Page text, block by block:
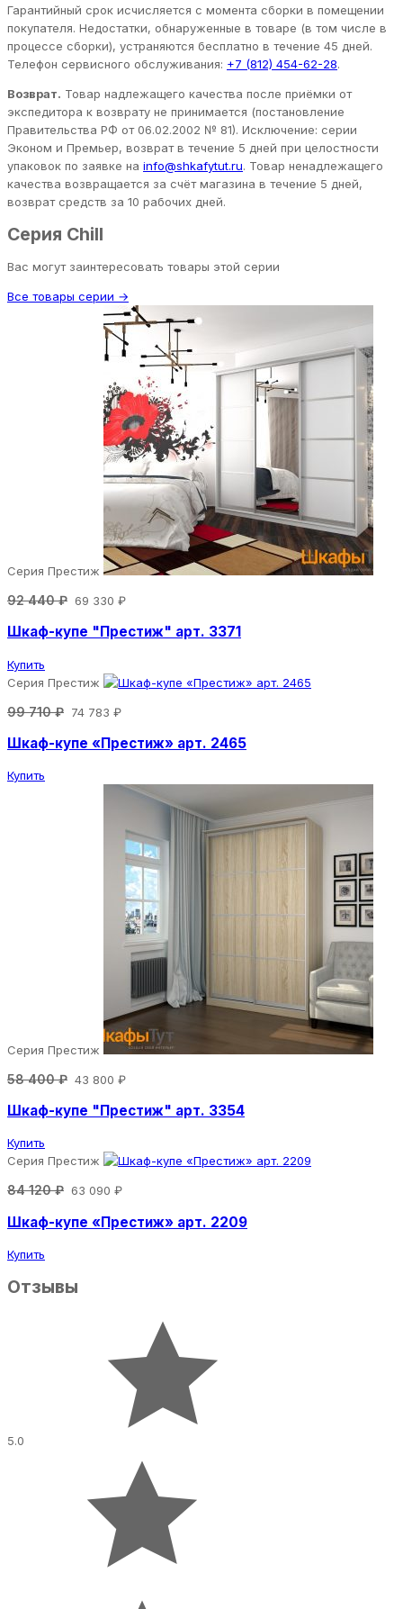
Гарантийный срок исчисляется с момента сборки в помещении
покупателя. Недостатки, обнаруженные в товаре (в том числе в
процессе сборки), устраняются бесплатно в течение 45 дней.
Телефон сервисного обслуживания: +7 (812) 454-62-28.
Возврат. Товар надлежащего качества после приёмки от
экспедитора к возврату не принимается (постановление
Правительства РФ от 06.02.2002 № 81). Исключение: серии
Эконом и Премьер, возврат в течение 5 дней при целостности
упаковок по заявке на info@shkafytut.ru. Товар ненадлежащего
качества возвращается за счёт магазина в течение 5 дней,
возврат средств за 10 рабочих дней.
Серия Chill
Вас могут заинтересовать товары этой серии
Все товары серии →
Серия Престиж
92 440 ₽ 69 330 ₽
Шкаф-купе "Престиж" арт. 3371
Купить
Серия Престиж
99 710 ₽ 74 783 ₽
Шкаф-купе «Престиж» арт. 2465
Купить
Серия Престиж
58 400 ₽ 43 800 ₽
Шкаф-купе "Престиж" арт. 3354
Купить
Серия Престиж
84 120 ₽ 63 090 ₽
Шкаф-купе «Престиж» арт. 2209
Купить
Отзывы
5.0